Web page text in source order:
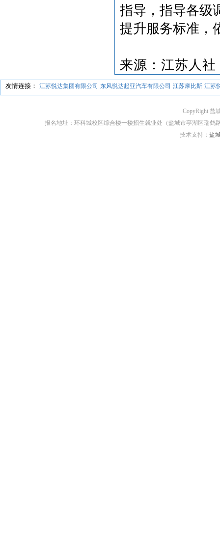
指导，指导各级
提升服务标准，
来源：江苏人社
友情连接： 江苏悦达集团有限公司 东风悦达起亚汽车有限公司 江苏摩比斯 江苏
CopyRight 盐
报名地址：环科城校区综合楼一楼招生就业处（盐城市亭湖区瑞鹤
技术支持：盐